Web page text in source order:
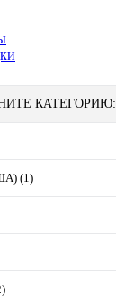
КАТЕГОРИЮ:
(1)